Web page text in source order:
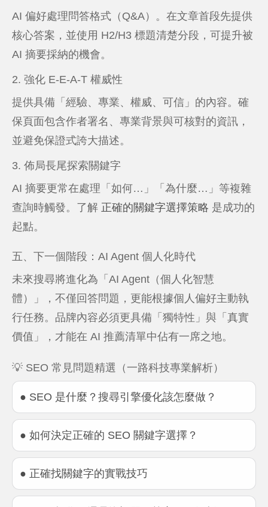
AI 偏好處理問答格式（Q&A）。在文章首段先提供
核心答案，並使用 H2/H3 標題清楚分段，可提升被
AI 摘要採納的機會。
2. 強化 E-E-A-T 權威性
提供具備「經驗、專業、權威、可信」的內容。確
保頁面包含作者署名、專業背景與可核對的資訊，
並避免保證式誇大描述。
3. 佈局長尾探索關鍵字
AI 摘要更常在處理「如何…」「為什麼…」等複雜
查詢時觸發。了解 正確的關鍵字選擇策略 是成功的
起點。
五、下一個階段：AI Agent 個人化時代
未來搜尋將進化為「AI Agent（個人化智慧
體）」，不僅回答問題，更能根據個人偏好主動執
行任務。品牌內容必須更具備「獨特性」與「真實
價值」，才能在 AI 推薦清單中佔有一席之地。
💡 SEO 常見問題精選（一路科技專業解析）
● SEO 是什麼？搜尋引擎優化該怎麼做？
● 如何決定正確的 SEO 關鍵字選擇？
● 正確找關鍵字的實戰技巧